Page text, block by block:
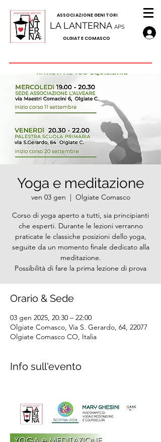
LA LANTERNA APS
ASSOCIAZIONE GENITORI
OLGIATE COMASCO
Yoga e meditazione
ven 03 gen
  |
Olgiate Comasco
Corso di yoga aperto a tutti, sia principianti
che esperti. Durante le lezioni verranno
praticate le classiche posizioni dello yoga,
seguite da un momento finale dedicato alla
meditazione.
Possibilità di fare la prima lezione di prova
Orario & Sede
03 gen 2025, 20:30 – 22:00
Olgiate Comasco, Via S. Gerardo, 64, 22077
Olgiate Comasco CO, Italia
Info sull'evento